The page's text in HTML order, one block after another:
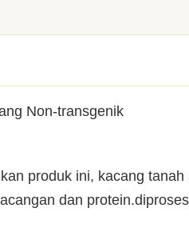
Non-transgenik
produk ini, kacang
dan